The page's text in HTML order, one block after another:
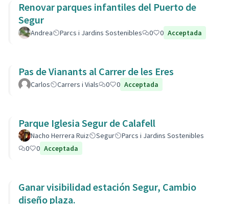
Renovar parques infantiles del Puerto de
Segur
Andrea Parcs i Jardins Sostenibles 0 0 Acceptada
Pas de Vianants al Carrer de les Eres
Carlos Carrers i Vials 0 0 Acceptada
Parque Iglesia Segur de Calafell
Nacho Herrera Ruiz Segur
Parcs i Jardins Sostenibles
0
0 Acceptada
Ganar visibilidad estación Segur, Cambio
diseño plaza.